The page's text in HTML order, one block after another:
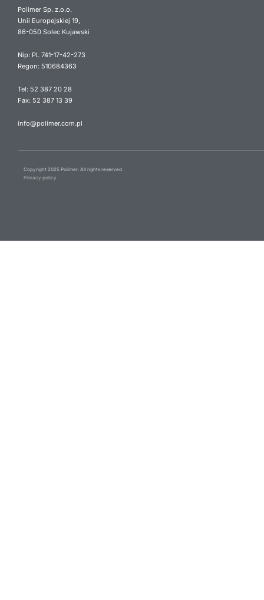
Polimer Sp. z.o.o.
Unii Europejskiej 19,
86-050 Solec Kujawski
Nip: PL 741-17-42-273
Regon: 510684363
Tel: 52 387 20 28
Fax: 52 387 13 39
info@polimer.com.pl
Copyright 2025 Polimer. All rights reserved.
Privacy policy